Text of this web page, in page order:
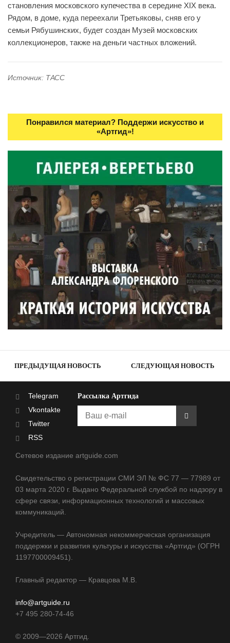
становления московского купечества в середине XIX века.
Рядом, в доме, куда переехали Третьяковы, сняв его у
семьи Рябушинских, будет создан Музей московских
коллекционеров, также на деньги частных вложений.
Источник: ТАСС
Понравился материал? Поддержи искусство и
«Артгид»!
ПРЕДЫДУЩАЯ НОВОСТЬ СЛЕДУЮЩАЯ НОВОСТЬ
Telegram
Vkontakte
Twitter
RSS
Рассылка Артгида
Сетевое издание artguide.com
Свидетельство о регистрации СМИ ЭЛ № ФС 77 — 77989 от
03 марта 2020 г. Выдано Федеральной службой по надзору в
сфере связи, информационных технологий и массовых
коммуникаций.
Учредитель — Автономная некоммерческая организация
поддержки и развития культуры и искусства «Артгид» (ОГРН
1197700009451).
Главный редактор — Кравцова М.В.
info@artguide.ru
+7 495 280-74-46
© 2009—2026 Артгид.